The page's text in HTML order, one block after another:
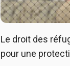
Le droit des
pour une